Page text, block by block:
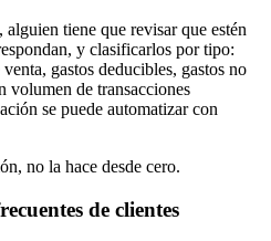
tiene que revisar que estén
y clasificarlos por tipo:
gastos deducibles, gastos no
volumen de transacciones
se puede automatizar con
no la hace desde cero.
de clientes